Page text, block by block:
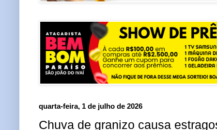
quarta-feira, 1 de julho de 2026
Chuva de granizo causa